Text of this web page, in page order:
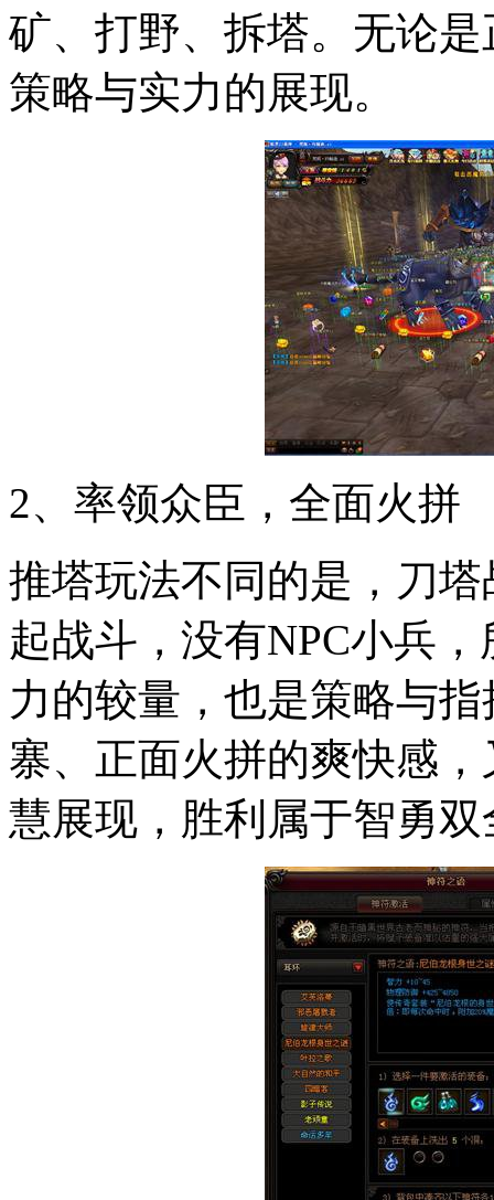
矿、打野、拆塔。无论
策略与实力的展现。
2、率领众臣，全面火拼
推塔玩法不同的是，刀塔
起战斗，没有NPC小兵，
力的较量，也是策略与
寨、正面火拼的爽快感
慧展现，胜利属于智勇双